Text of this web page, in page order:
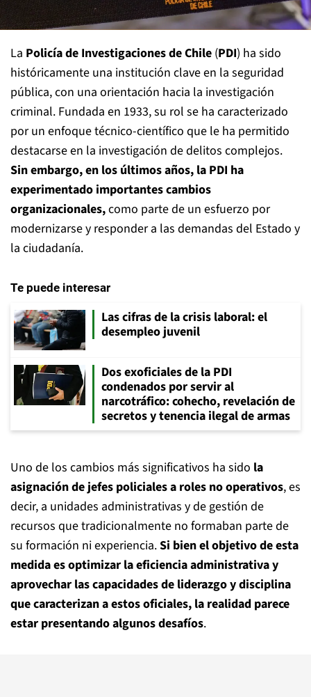
La Policía de Investigaciones de Chile (PDI) ha sido
históricamente una institución clave en la seguridad
pública, con una orientación hacia la investigación
criminal. Fundada en 1933, su rol se ha caracterizado
por un enfoque técnico-científico que le ha permitido
destacarse en la investigación de delitos complejos.
Sin embargo, en los últimos años, la PDI ha
experimentado importantes cambios
organizacionales,como parte de un esfuerzo por
modernizarse y responder a las demandas del Estado y
la ciudadanía.
Te puede interesar
Las cifras de la crisis laboral: el
desempleo juvenil
Dos exoficiales de la PDI
condenados por servir al
narcotráfico: cohecho, revelación de
secretos y tenencia ilegal de armas
Uno de los cambios más significativos ha sido la
asignación de jefes policiales a roles no operativos, es
decir, a unidades administrativas y de gestión de
recursos que tradicionalmente no formaban parte de
su formación ni experiencia.Si bien el objetivo de esta
medida es optimizar la eficiencia administrativa y
aprovechar las capacidades de liderazgo y disciplina
que caracterizan a estos oficiales, la realidad parece
estar presentando algunos desafíos.